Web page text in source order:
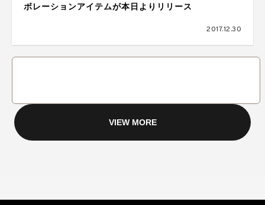
ボレーションアイテムが本日よりリリース
2017.12.30
VIEW MORE